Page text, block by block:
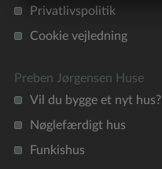
Privatlivspolitik
Cookie vejledning
Preben Jørgensen Huse
Vil du bygge et nyt hus?
Nøglefærdigt hus
Funkishus
MARKETING